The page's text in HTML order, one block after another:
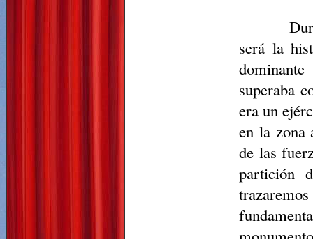
será la
superaba
era un
en la zona
de las
partición